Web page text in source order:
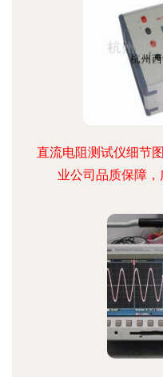
直流电阻测试仪细节
业公司品质保障